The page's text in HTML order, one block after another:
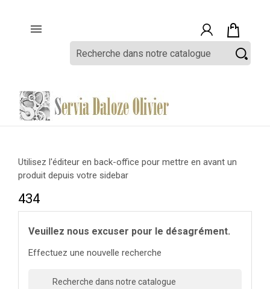

Utilisez l'éditeur en back-office pour mettre en avant un
produit depuis votre sidebar
434
Veuillez nous excuser pour le désagrément.
Effectuez une nouvelle recherche